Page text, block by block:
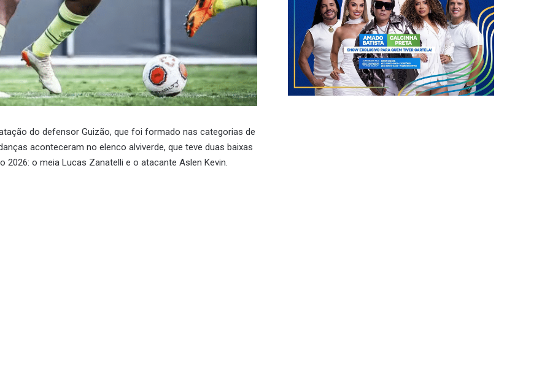
do defensor Guizão, que foi formado nas categorias de
aconteceram no elenco alviverde, que teve duas baixas
o meia Lucas Zanatelli e o atacante Aslen Kevin.